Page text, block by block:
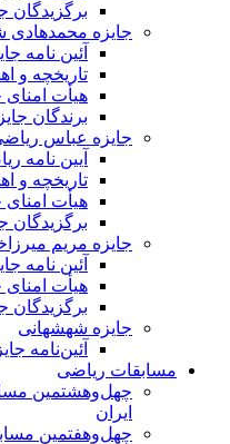
برگزیدگان
جایزه محمدهادی
آئین نامه
تاریخچه و
هیأت امنای
برندگان
جایزه عباس
آیین نامه
تاریخچه و
هیأت امنای
برگزیدگان
جایزه مریم
آئین نامه
هیأت امنای
برگزیدگان
جایزه شهشهانی
آئین‌نامه
مسابقات ریاضی
چهل‌و‌هشتمین
ایران
چهل‌و‌هفتمین